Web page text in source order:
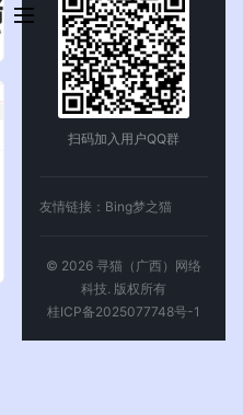
扫码加入用户QQ群
友情链接： Bing梦之猫
© 2026 寻猫（广西）网络
科技. 版权所有
桂ICP备2025077748号-1